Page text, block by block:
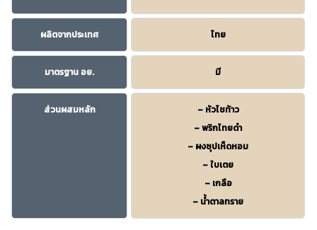
ผลิตจากประเทศ ไทย
มาตรฐาน อย. มี
ส่วนผสมหลัก
– หัวไชท้าว
– พริกไทยดำ
– ผงซุปเห็ดหอม
– ใบเตย
– เกลือ
– น้ำตาลทราย